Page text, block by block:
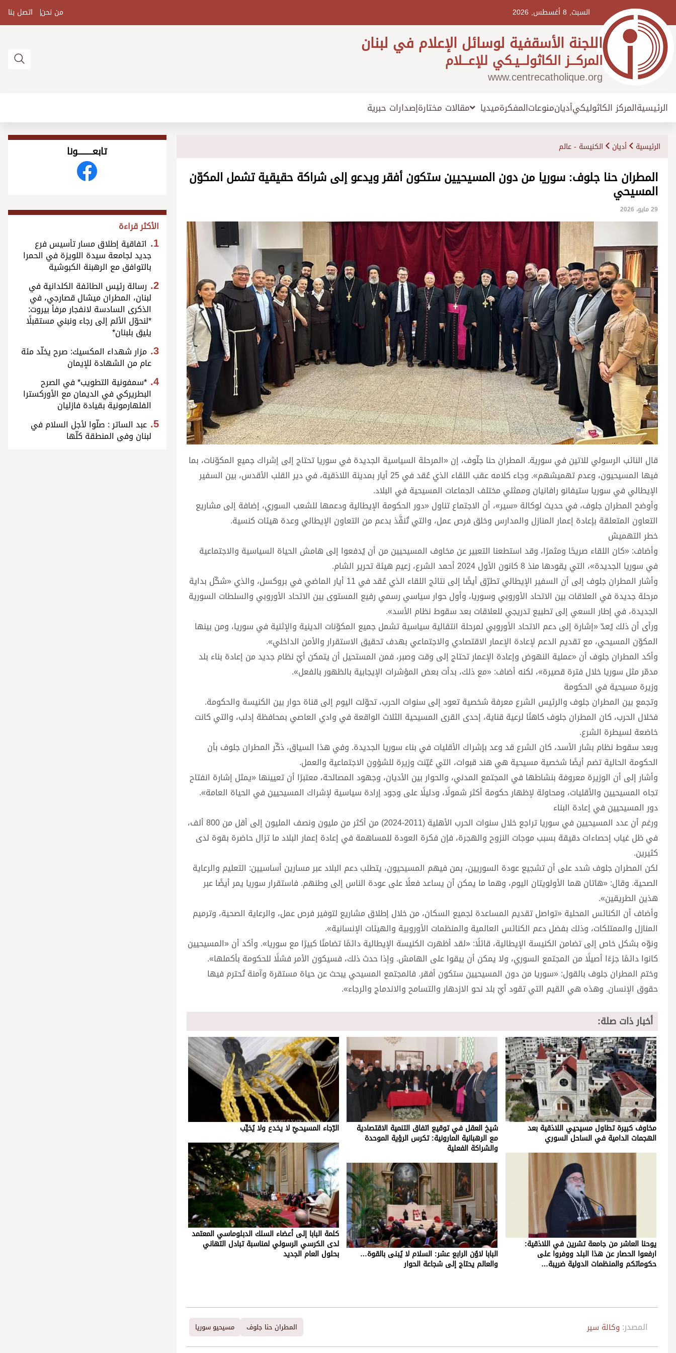
السبت, 8 أغسطس, 2026 من نحن اتصل بنا
اللجنة الأسقفية لوسائل الإعلام في لبنان
المركـــز الكاثولـــيـكي للإعـــلام
www.centrecatholique.org
الرئيسيةالمركز الكاثوليكيأديانمنوعاتالمفكرةميديا مقالات مختارةإصدارات حبرية
الرئيسية أديان الكنيسة - عالم
المطران حنا جلوف: سوريا من دون المسيحيين ستكون أفقر ويدعو إلى شراكة حقيقية تشمل المكوّن
المسيحي
29 مايو، 2026
قال النائب الرسولي للاتين في سوريةـ المطران حنا جلّوف، إن «المرحلة السياسية الجديدة في سوريا تحتاج إلى إشراك جميع المكوّنات، بما
فيها المسيحيون، وعدم تهميشهم». وجاء كلامه عقب اللقاء الذي عُقد في 25 أيار بمدينة اللاذقية، في دير القلب الأقدس، بين السفير
الإيطالي في سوريا ستيفانو رافانيان وممثلي مختلف الجماعات المسيحية في البلاد.
وأوضح المطران جلوف، في حديث لوكالة «سير»، أن الاجتماع تناول «دور الحكومة الإيطالية ودعمها للشعب السوري، إضافة إلى مشاريع
التعاون المتعلقة بإعادة إعمار المنازل والمدارس وخلق فرص عمل، والتي تُنفَّذ بدعم من التعاون الإيطالي وعدة هيئات كنسية.
خطر التهميش
وأضاف: «كان اللقاء صريحًا ومثمرًا، وقد استطعنا التعبير عن مخاوف المسيحيين من أن يُدفعوا إلى هامش الحياة السياسية والاجتماعية
في سوريا الجديدة»، التي يقودها منذ 8 كانون الأول 2024 أحمد الشرع، زعيم هيئة تحرير الشام.
وأشار المطران جلوف إلى أن السفير الإيطالي تطرّق أيضًا إلى نتائج اللقاء الذي عُقد في 11 أيار الماضي في بروكسل، والذي «شكّل بداية
مرحلة جديدة في العلاقات بين الاتحاد الأوروبي وسوريا، وأول حوار سياسي رسمي رفيع المستوى بين الاتحاد الأوروبي والسلطات السورية
الجديدة، في إطار السعي إلى تطبيع تدريجي للعلاقات بعد سقوط نظام الأسد».
ورأى أن ذلك يُعدّ «إشارة إلى دعم الاتحاد الأوروبي لمرحلة انتقالية سياسية تشمل جميع المكوّنات الدينية والإثنية في سوريا، ومن بينها
المكوّن المسيحي، مع تقديم الدعم لإعادة الإعمار الاقتصادي والاجتماعي بهدف تحقيق الاستقرار والأمن الداخلي».
وأكد المطران جلوف أن «عملية النهوض وإعادة الإعمار تحتاج إلى وقت وصبر، فمن المستحيل أن يتمكن أيّ نظام جديد من إعادة بناء بلد
مدمّر مثل سوريا خلال فترة قصيرة»، لكنه أضاف: «مع ذلك، بدأت بعض المؤشرات الإيجابية بالظهور بالفعل».
وزيرة مسيحية في الحكومة
وتجمع بين المطران جلوف والرئيس الشرع معرفة شخصية تعود إلى سنوات الحرب، تحوّلت اليوم إلى قناة حوار بين الكنيسة والحكومة.
فخلال الحرب، كان المطران جلوف كاهنًا لرعية قناية، إحدى القرى المسيحية الثلاث الواقعة في وادي العاصي بمحافظة إدلب، والتي كانت
خاضعة لسيطرة الشرع.
وبعد سقوط نظام بشار الأسد، كان الشرع قد وعد بإشراك الأقليات في بناء سوريا الجديدة. وفي هذا السياق، ذكّر المطران جلوف بأن
الحكومة الحالية تضم أيضًا شخصية مسيحية هي هند قبوات، التي عُيّنت وزيرة للشؤون الاجتماعية والعمل.
وأشار إلى أن الوزيرة معروفة بنشاطها في المجتمع المدني، والحوار بين الأديان، وجهود المصالحة، معتبرًا أن تعيينها «يمثل إشارة انفتاح
تجاه المسيحيين والأقليات، ومحاولة لإظهار حكومة أكثر شمولًا، ودليلًا على وجود إرادة سياسية لإشراك المسيحيين في الحياة العامة».
دور المسيحيين في إعادة البناء
ورغم أن عدد المسيحيين في سوريا تراجع خلال سنوات الحرب الأهلية (2011-2024) من أكثر من مليون ونصف المليون إلى أقل من 800 ألف،
في ظل غياب إحصاءات دقيقة بسبب موجات النزوح والهجرة، فإن فكرة العودة للمساهمة في إعادة إعمار البلاد ما تزال حاضرة بقوة لدى
كثيرين.
لكن المطران جلوف شدد على أن تشجيع عودة السوريين، بمن فيهم المسيحيون، يتطلب دعم البلاد عبر مسارين أساسيين: التعليم والرعاية
الصحية. وقال: «هاتان هما الأولويتان اليوم، وهما ما يمكن أن يساعد فعلًا على عودة الناس إلى وطنهم. فاستقرار سوريا يمر أيضًا عبر
هذين الطريقين».
وأضاف أن الكنائس المحلية «تواصل تقديم المساعدة لجميع السكان، من خلال إطلاق مشاريع لتوفير فرص عمل، والرعاية الصحية، وترميم
المنازل والممتلكات، وذلك بفضل دعم الكنائس العالمية والمنظمات الأوروبية والهيئات الإنسانية».
ونوّه بشكل خاص إلى تضامن الكنيسة الإيطالية، قائلًا: «لقد أظهرت الكنيسة الإيطالية دائمًا تضامنًا كبيرًا مع سوريا». وأكد أن «المسيحيين
كانوا دائمًا جزءًا أصيلًا من المجتمع السوري، ولا يمكن أن يبقوا على الهامش. وإذا حدث ذلك، فسيكون الأمر فشلًا للحكومة بأكملها».
وختم المطران جلوف بالقول: «سوريا من دون المسيحيين ستكون أفقر. فالمجتمع المسيحي يبحث عن حياة مستقرة وآمنة تُحترم فيها
حقوق الإنسان. وهذه هي القيم التي تقود أيّ بلد نحو الازدهار والتسامح والاندماج والرجاء».
أخبار ذات صلة:
مخاوف كبيرة تطاول مسيحيي اللاذقية بعد
الهجمات الدامية في الساحل السوري
يوحنا العاشر من جامعة تشرين في اللاذقية:
ارفعوا الحصار عن هذا البلد ووفروا على
حكوماتكم والمنظمات الدولية ضريبة…
شيخ العقل في توقيع اتفاق التنمية الاقتصادية
مع الرهبانية المارونية: تكرس الرؤية الموحدة
والشراكة الفعلية
البابا لاوُن الرابع عشر: السلام لا يُبنى بالقوة…
والعالم يحتاج إلى شجاعة الحوار
الرّجاء المسيحيّ لا يخدع ولا يُخيِّب
كلمة البابا إلى أعضاء السلك الدبلوماسي المعتمد
لدى الكرسي الرسولي لمناسبة تبادل التهاني
بحلول العام الجديد
المصدر: وكالة سير المطران حنا جلوف مسيحيو سوريا
تابعــــــــــونا
الأكثر قراءة
اتفاقية إطلاق مسار تأسيس فرع
جديد لجامعة سيدة اللويزة في الحمرا
بالتوافق مع الرهبنة الكبوشية
رسالة رئيس الطائفة الكلدانية في
لبنان، المطران ميشال قصارجي، في
الذكرى السادسة لانفجار مرفأ بيروت:
*لنحوّل الألم إلى رجاء ونبني مستقبلًا
يليق بلبنان*
مزار شهداء المكسيك: صرح يخلّد مئة
عام من الشهادة للإيمان
*سمفونية التطويب* في الصرح
البطريركي في الديمان مع الأوركسترا
الفلهارمونية بقيادة فازليان
عبد الساتر : صلّوا لأجل السلام في
لبنان وفي المنطقة كلّها